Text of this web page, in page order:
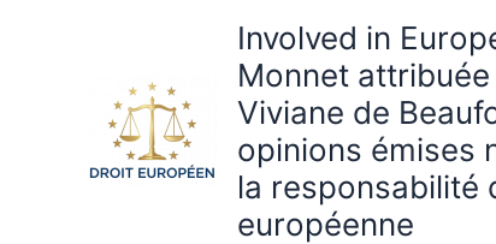
Involved in
Monnet
Viviane de
opinions émises
la responsabilité
européenne